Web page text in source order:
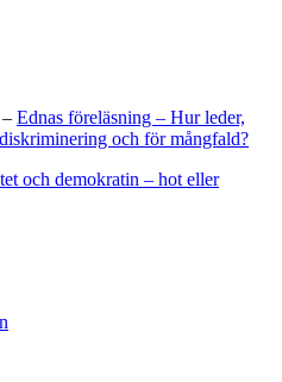
Ednas föreläsning – Hur leder,
och för mångfald?
och demokratin – hot eller